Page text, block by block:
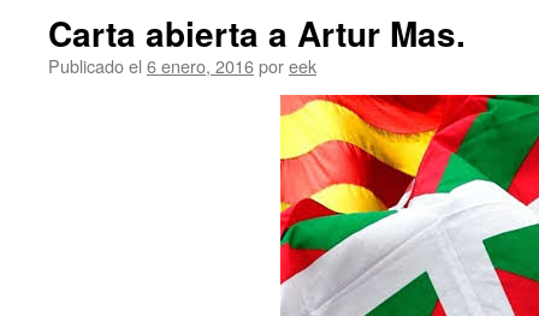
Carta abierta a Artur Mas.
Publicado el 6 enero, 2016poreek